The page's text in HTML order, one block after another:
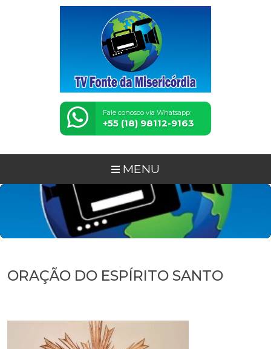
Fale conosco via Whatsapp:
+55 (18) 98112-9163
MENU
ORAÇÃO DO ESPÍRITO SANTO